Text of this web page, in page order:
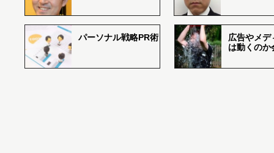
パーソナル戦略PR術
広告やメデ
は動くのか